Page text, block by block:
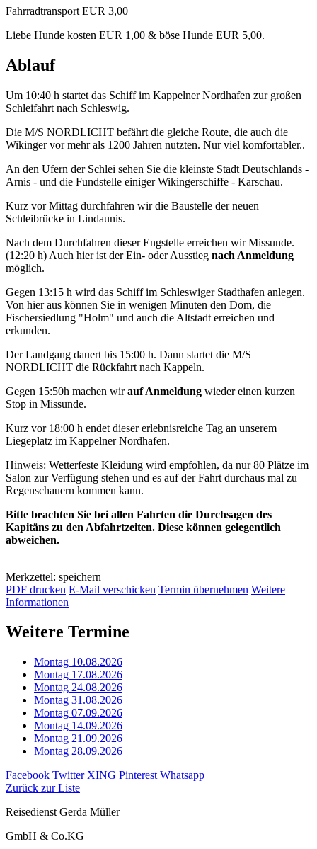
Fahrradtransport EUR 3,00
Liebe Hunde kosten EUR 1,00 & böse Hunde EUR 5,00.
Ablauf
Um 10:40 h startet das Schiff im Kappelner Nordhafen zur großen
Schleifahrt nach Schleswig.
Die M/S NORDLICHT befährt die gleiche Route, die auch die
Wikinger vor mehr als 1200 Jahren nutzten. Nur viel komfortabler..
An den Ufern der Schlei sehen Sie die kleinste Stadt Deutschlands -
Arnis - und die Fundstelle einiger Wikingerschiffe - Karschau.
Kurz vor Mittag durchfahren wir die Baustelle der neuen
Schleibrücke in Lindaunis.
Nach dem Durchfahren dieser Engstelle erreichen wir Missunde.
(12:20 h) Auch hier ist der Ein- oder Ausstieg nach Anmeldung
möglich.
Gegen 13:15 h wird das Schiff im Schleswiger Stadthafen anlegen.
Von hier aus können Sie in wenigen Minuten den Dom, die
Fischersiedlung "Holm" und auch die Altstadt erreichen und
erkunden.
Der Landgang dauert bis 15:00 h. Dann startet die M/S
NORDLICHT die Rückfahrt nach Kappeln.
Gegen 15:50h machen wirauf Anmeldung wieder einen kurzen
Stop in Missunde.
Kurz vor 18:00 h endet dieser erlebnisreiche Tag an unserem
Liegeplatz im Kappelner Nordhafen.
Hinweis: Wetterfeste Kleidung wird empfohlen, da nur 80 Plätze im
Salon zur Verfügung stehen und es auf der Fahrt durchaus mal zu
Regenschauern kommen kann.
Bitte beachten Sie bei allen Fahrten die Durchsagen des
Kapitäns zu den Abfahrtzeiten. Diese können gelegentlich
abweichen.
Merkzettel: speichern
PDF drucken E-Mail verschicken Termin übernehmen Weitere
Informationen
Weitere Termine
Montag 10.08.2026
Montag 17.08.2026
Montag 24.08.2026
Montag 31.08.2026
Montag 07.09.2026
Montag 14.09.2026
Montag 21.09.2026
Montag 28.09.2026
Facebook Twitter XING Pinterest Whatsapp
Zurück zur Liste
Reisedienst Gerda Müller
GmbH & Co.KG